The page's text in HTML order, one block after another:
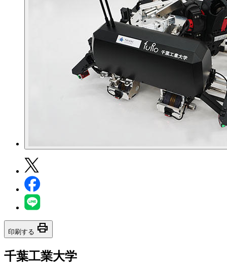
印刷する print
千葉工業大学